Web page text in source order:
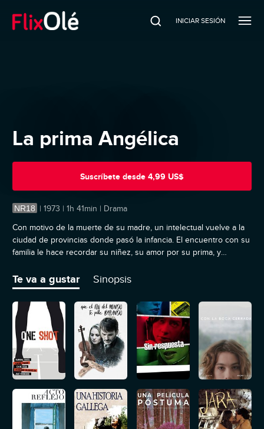
INICIAR SESIÓN
La prima Angélica
Suscríbete desde 4,99 US$
NR18 | 1973 | 1h 41min | Drama
Con motivo de la muerte de su madre, un intelectual vuelve a la
ciudad de provincias donde pasó la infancia. El encuentro con su
familia le hace recordar su niñez, su amor por su prima, y
Te va a gustar Sinopsis